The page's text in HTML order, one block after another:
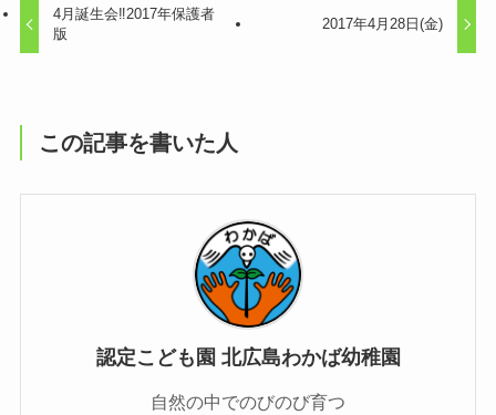
4月誕生会‼2017年保護者
版
2017年4月28日(金)
この記事を書いた人
認定こども園 北広島わかば幼稚園
自然の中でのびのび育つ